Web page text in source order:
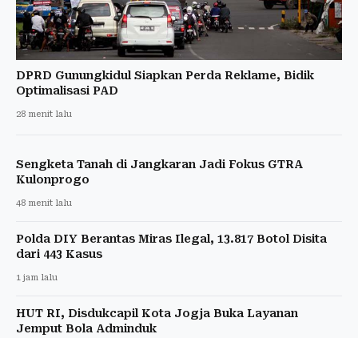
DPRD Gunungkidul Siapkan Perda Reklame, Bidik
Optimalisasi PAD
28 menit lalu
Sengketa Tanah di Jangkaran Jadi Fokus GTRA
Kulonprogo
48 menit lalu
Polda DIY Berantas Miras Ilegal, 13.817 Botol Disita
dari 443 Kasus
1 jam lalu
HUT RI, Disdukcapil Kota Jogja Buka Layanan
Jemput Bola Adminduk